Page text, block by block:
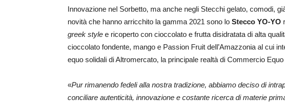
Innovazione nel Sorbetto, ma anche negli Stecchi gelato, comodi,
novità che hanno arricchito la gamma 2021 sono lo Stecco YO-YO
greek style e ricoperto con cioccolato e frutta disidratata di alta
cioccolato fondente, mango e Passion Fruit dell’Amazzonia al cui
equo solidali di Altromercato, la principale realtà di Commercio Equo
«Pur rimanendo fedeli alla nostra tradizione, abbiamo deciso di
conciliare autenticità, innovazione e costante ricerca di materie